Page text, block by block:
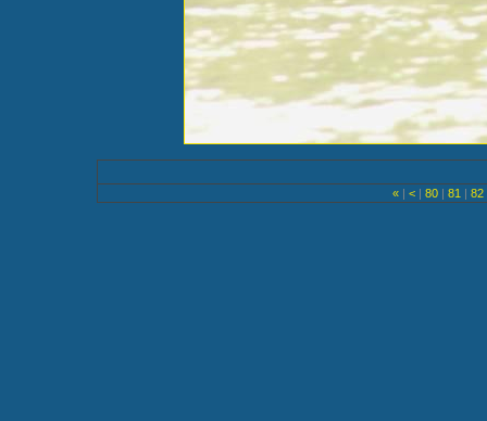
« | < | 80 | 81 | 82